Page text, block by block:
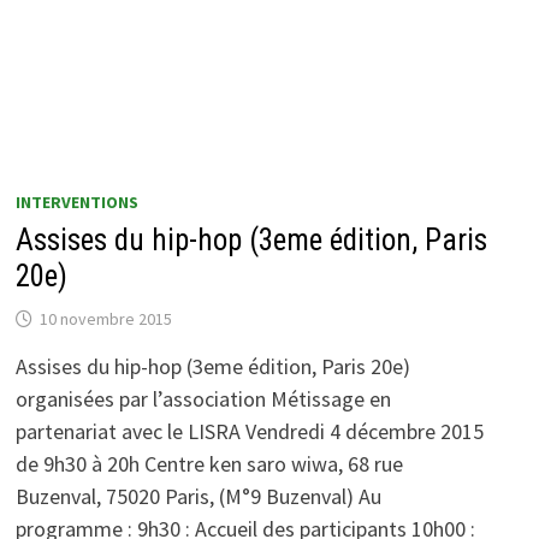
INTERVENTIONS
Assises du hip-hop (3eme édition, Paris
20e)
10 novembre 2015
Assises du hip-hop (3eme édition, Paris 20e)
organisées par l’association Métissage en
partenariat avec le LISRA Vendredi 4 décembre 2015
de 9h30 à 20h Centre ken saro wiwa, 68 rue
Buzenval, 75020 Paris, (M°9 Buzenval) Au
programme : 9h30 : Accueil des participants 10h00 :